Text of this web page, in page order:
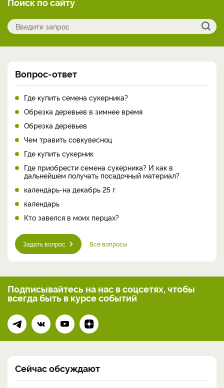
Вопрос-ответ
Где купить семена сукерника?
Обрезка деревьев в зимнее время
Обрезка деревьев
Чем травить совкувесноц
Где купить сукерник
Где приобрести семена сукерника? И как в
дальнейшем получать посадочный материал?
календарь-на декабрь 25 г
календарь
Кто завелся в моих перцах?
Задать вопрос Все вопросы
Подписывайтесь на нас в соцсетях, чтобы
всегдабыть в курсе событий
Сейчас обсуждают